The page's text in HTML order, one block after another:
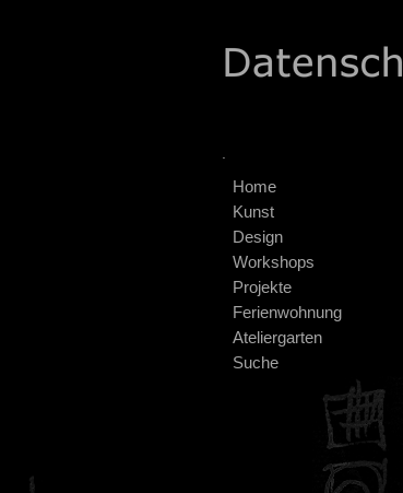
Home
Kunst
Design
Workshops
Projekte
Ferienwohnung
Ateliergarten
Suche